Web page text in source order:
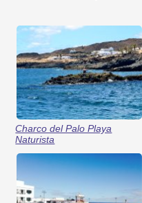
Charco del Palo Playa
Naturista